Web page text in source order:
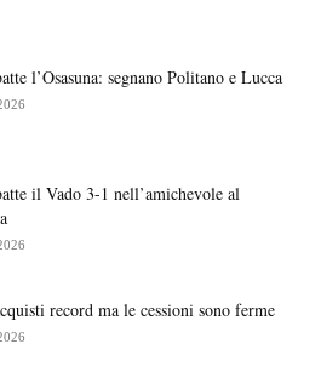
l’Osasuna: segnano Politano e Lucca
il Vado 3-1 nell’amichevole al
record ma le cessioni sono ferme